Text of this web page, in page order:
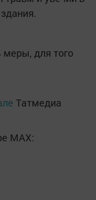
меры, для того
Татмедиа
MАХ: